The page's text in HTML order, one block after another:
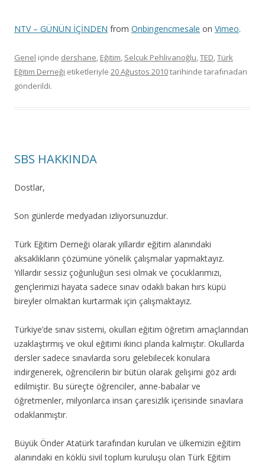
NTV – GÜNÜN İÇİNDEN from Onbingencmesale on Vimeo.
Genel içinde dershane, Eğitim, Selçuk Pehlivanoğlu,TED,Türk
Eğitim Derneği etiketleriyle 20 Ağustos 2010tarihinde tarafınadan
gönderildi.
SBS HAKKINDA
Dostlar,
Son günlerde medyadan izliyorsunuzdur.
Türk Eğitim Derneği olarak yıllardır eğitim alanındaki
aksaklıkların çözümüne yönelik çalışmalar yapmaktayız.
Yıllardır sessiz çoğunluğun sesi olmak ve çocuklarımızı,
gençlerimizi hayata sadece sınav odaklı bakan hırs küpü
bireyler olmaktan kurtarmak için çalışmaktayız.
Türkiye’de sınav sistemi, okulları eğitim öğretim amaçlarından
uzaklaştırmış ve okul eğitimi ikinci planda kalmıştır. Okullarda
dersler sadece sınavlarda soru gelebilecek konulara
indirgenerek, öğrencilerin bir bütün olarak gelişimi göz ardı
edilmiştir. Bu süreçte öğrenciler, anne-babalar ve
öğretmenler, milyonlarca insan çaresizlik içerisinde sınavlara
odaklanmıştır.
Büyük Önder Atatürk tarafından kurulan ve ülkemizin eğitim
alanındaki en köklü sivil toplum kuruluşu olan Türk Eğitim